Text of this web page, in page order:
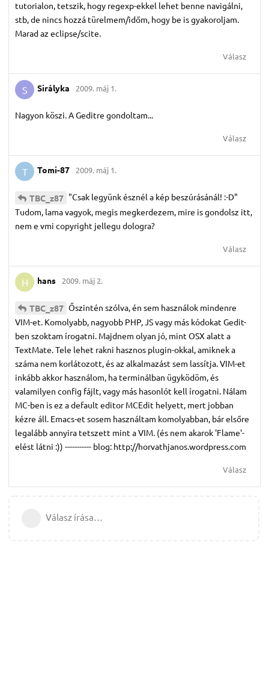
tutorialon, tetszik, hogy regexp-ekkel lehet benne navigálni,
stb, de nincs hozzá türelmem/időm, hogy be is gyakoroljam.
Marad az eclipse/scite.
Válasz
S Sirályka 2009. máj 1.
Nagyon köszi. A Geditre gondoltam...
Válasz
T Tomi-87 2009. máj 1.
TBC_z87 "Csak legyünk észnél a kép beszúrásánál! :-D"
Tudom, lama vagyok, megis megkerdezem, mire is gondolsz itt,
nem e vmi copyright jellegu dologra?
Válasz
H hans 2009. máj 2.
TBC_z87 Őszintén szólva, én sem használok mindenre
VIM-et. Komolyabb, nagyobb PHP, JS vagy más kódokat Gedit-
ben szoktam írogatni. Majdnem olyan jó, mint OSX alatt a
TextMate. Tele lehet rakni hasznos plugin-okkal, amiknek a
száma nem korlátozott, és az alkalmazást sem lassítja. VIM-et
inkább akkor használom, ha terminálban ügyködöm, és
valamilyen config fájlt, vagy más hasonlót kell írogatni. Nálam
MC-ben is ez a default editor MCEdit helyett, mert jobban
kézre áll. Emacs-et sosem használtam komolyabban, bár elsőre
legalább annyira tetszett mint a VIM. (és nem akarok 'Flame'-
elést látni :)) ----------- blog: http://horvathjanos.wordpress.com
Válasz
Válasz írása…